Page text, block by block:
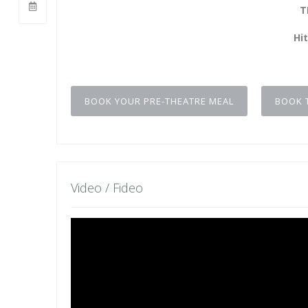
BOOK YOUR PRE-THEATRE MEAL BOOK
Video / Fideo